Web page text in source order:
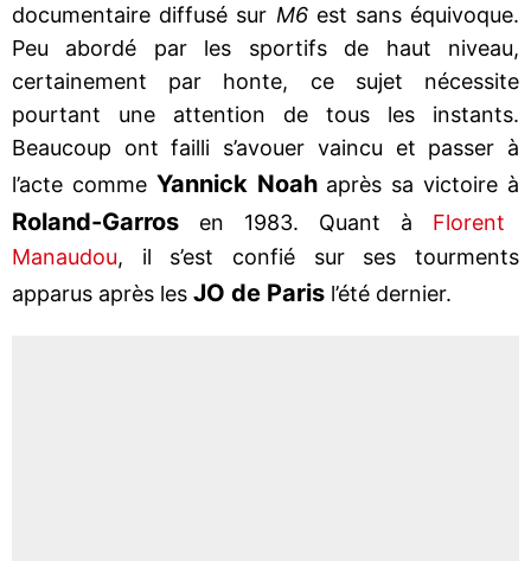
documentaire diffusé sur M6est sans équivoque.
Peu abordé par les sportifs de haut niveau,
certainement par honte, ce sujet nécessite
pourtant une attention de tous les instants.
Beaucoup ont failli s’avouer vaincu et passer à
l’acte commeYannick Noahaprès sa victoire à
Roland-Garros en 1983. Quant à Florent
Manaudou, il s’est confié sur ses tourments
apparus après les JO de Paris l’été dernier.